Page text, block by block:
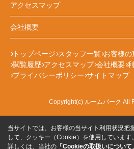
アクセスマップ
会社概要
トップページ スタッフ一覧 お客様の
閲覧履歴 アクセスマップ 会社概要
プライバシーポリシー サイトマップ
Copyright(c) ルームパーク All
当サイトでは、お客様の当サイト利用状況把
して、クッキー（Cookie）を使用しています。
詳しくは、当社の 「Cookieの取扱いについて